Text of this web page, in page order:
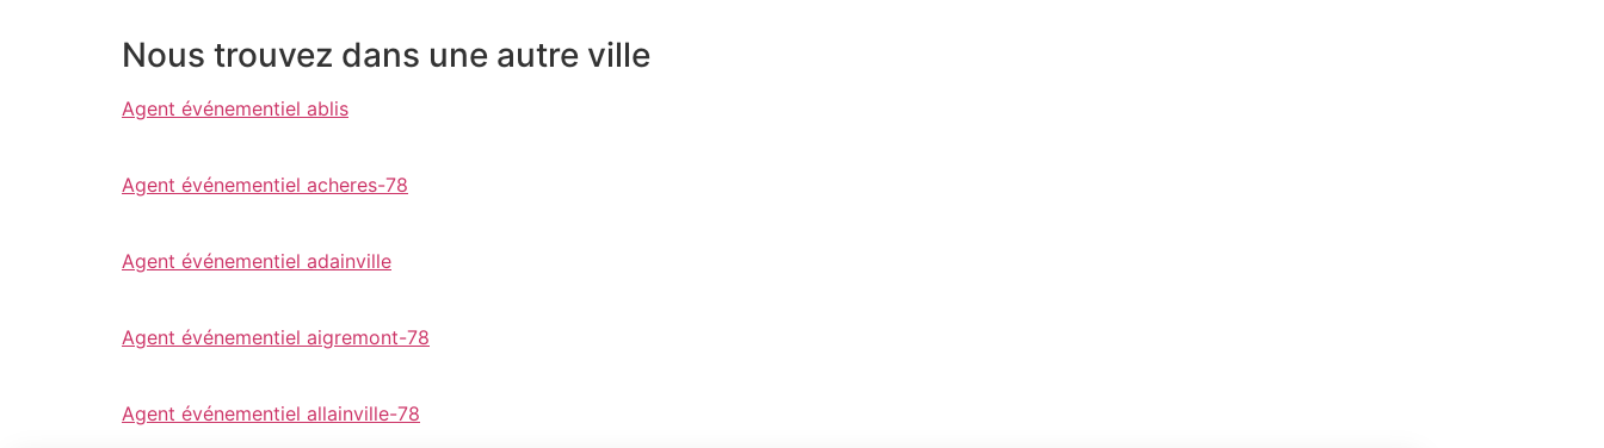
Nous trouvez dans une autre ville
Agent événementiel ablis
Agent événementiel acheres-78
Agent événementiel adainville
Agent événementiel aigremont-78
Agent événementiel allainville-78